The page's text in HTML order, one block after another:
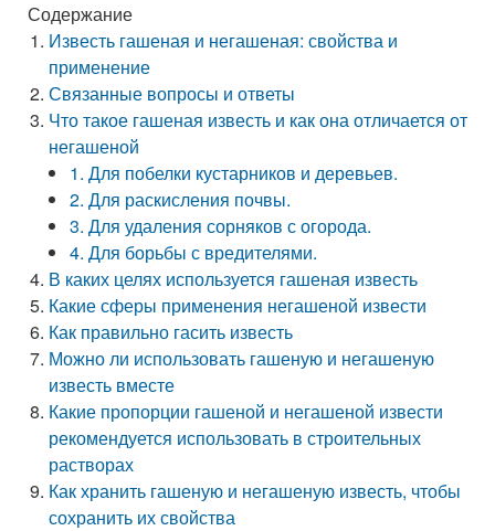
Содержание
Известь гашеная и негашеная: свойства и
применение
Связанные вопросы и ответы
Что такое гашеная известь и как она отличается от
негашеной
1. Для побелки кустарников и деревьев.
2. Для раскисления почвы.
3. Для удаления сорняков с огорода.
4. Для борьбы с вредителями.
В каких целях используется гашеная известь
Какие сферы применения негашеной извести
Как правильно гасить известь
Можно ли использовать гашеную и негашеную
известь вместе
Какие пропорции гашеной и негашеной извести
рекомендуется использовать в строительных
растворах
Как хранить гашеную и негашеную известь, чтобы
сохранить их свойства